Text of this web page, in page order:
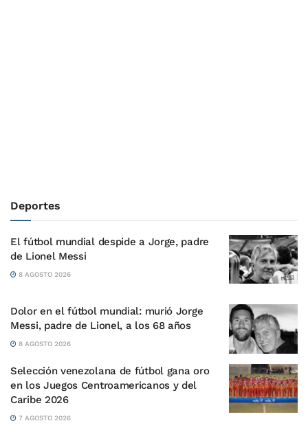
Deportes
El fútbol mundial despide a Jorge, padre
de Lionel Messi
8 AGOSTO 2026
Dolor en el fútbol mundial: murió Jorge
Messi, padre de Lionel, a los 68 años
8 AGOSTO 2026
Selección venezolana de fútbol gana oro
en los Juegos Centroamericanos y del
Caribe 2026
7 AGOSTO 2026